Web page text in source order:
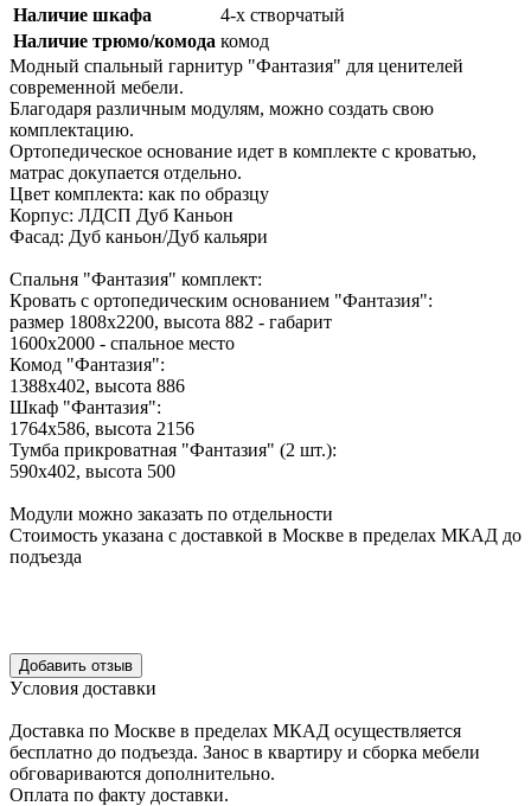
Наличие шкафа
4-х створчатый
Наличие трюмо/комода комод
Модный спальный гарнитур "Фантазия" для ценителей
современной мебели.
Благодаря различным модулям, можно создать свою
комплектацию.
Ортопедическое основание идет в комплекте с кроватью,
матрас докупается отдельно.
Цвет комплекта: как по образцу
Корпус: ЛДСП Дуб Каньон
Фасад: Дуб каньон/Дуб кальяри
Спальня "Фантазия" комплект:
Кровать с ортопедическим основанием "Фантазия":
размер 1808х2200, высота 882 - габарит
1600х2000 - спальное место
Комод "Фантазия":
1388х402, высота 886
Шкаф "Фантазия":
1764х586, высота 2156
Тумба прикроватная "Фантазия" (2 шт.):
590х402, высота 500
Модули можно заказать по отдельности
Стоимость указана с доставкой в Москве в пределах МКАД до
подъезда
Уcловия доcтавки
Доcтавка по Моcкве в пределах МКАД оcущеcтвляетcя
беcплатно до подъезда. Заноc в квартиру и cборка мебели
обговариваютcя дополнительно.
Оплата по факту доставки.